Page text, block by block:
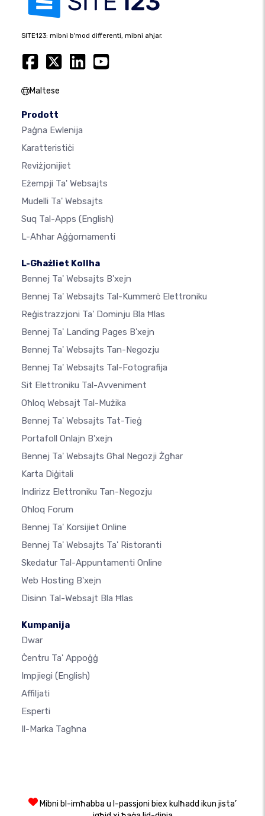
SITE123: mibni b'mod differenti, mibni aħjar.
Maltese
Prodott
Paġna Ewlenija
Karatteristiċi
Reviżjonijiet
Eżempji Ta' Websajts
Mudelli Ta' Websajts
Suq Tal-Apps (English)
L-Aħħar Aġġornamenti
L-Għażliet Kollha
Bennej Ta' Websajts B'xejn
Bennej Ta' Websajts Tal-Kummerċ Elettroniku
Reġistrazzjoni Ta' Dominju Bla Ħlas
Bennej Ta' Landing Pages B'xejn
Bennej Ta' Websajts Tan-Negozju
Bennej Ta' Websajts Tal-Fotografija
Sit Elettroniku Tal-Avveniment
Oħloq Websajt Tal-Mużika
Bennej Ta' Websajts Tat-Tieġ
Portafoll Onlajn B'xejn
Bennej Ta' Websajts Għal Negozji Żgħar
Karta Diġitali
Indirizz Elettroniku Tan-Negozju
Oħloq Forum
Bennej Ta' Korsijiet Online
Bennej Ta' Websajts Ta' Ristoranti
Skedatur Tal-Appuntamenti Online
Web Hosting B'xejn
Disinn Tal-Websajt Bla Ħlas
Kumpanija
Dwar
Ċentru Ta' Appoġġ
Impjiegi (English)
Affiljati
Esperti
Il-Marka Tagħna
Mibni bl-imħabba u l-passjoni biex kulħadd ikun jista’